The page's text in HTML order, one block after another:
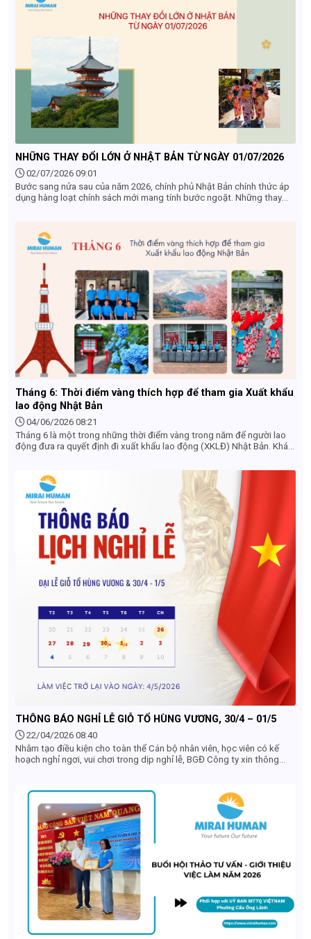
NHỮNG THAY ĐỔI LỚN Ở NHẬT BẢN TỪ NGÀY 01/07/2026
02/07/2026 09:01
Bước sang nửa sau của năm 2026, chính phủ Nhật Bản chính thức áp
dụng hàng loạt chính sách mới mang tính bước ngoặt. Những thay
người lao động (TTS, Tokutei), du học sinh và các doanh nghiệp
nước ngoài tại đây. Dưới đây là 4 điểm mới quan trọng nhất bắt đầu
có hiệu lực mà bạn không thể bỏ qua.
Tháng 6: Thời điểm vàng thích hợp để tham gia Xuất khẩu
lao động Nhật Bản
04/06/2026 08:21
Tháng 6 là một trong những thời điểm vàng trong năm để người lao
động đưa ra quyết định đi xuất khẩu lao động (XKLĐ) Nhật Bản. Khác
dụng và làm hồ sơ, tháng 6 sở hữu những lợi thế cực kỳ lớn về cả đơn
hàng, chi phí lẫn lộ trình thời gian. Dưới đây là những lý do vì sao bạn
nên chốt đơn hàng và làm hồ sơ XKLĐ Nhật Bản ngay trong tháng 6
THÔNG BÁO NGHỈ LỄ GIỖ TỔ HÙNG VƯƠNG, 30/4 – 01/5
22/04/2026 08:40
Nhằm tạo điều kiện cho toàn thể Cán bộ nhân viên, học viên có kế
hoạch nghỉ ngơi, vui chơi trong dịp nghỉ lễ, BGĐ Công ty xin thông